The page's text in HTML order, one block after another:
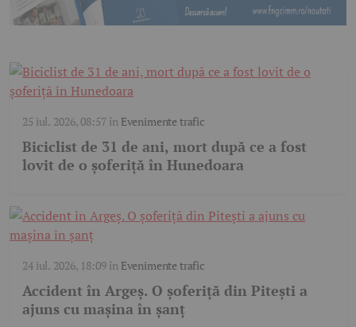
25 iul. 2026, 08:57în Evenimente trafic
Biciclist de 31 de ani, mort după ce a fost
lovit de o șoferiță în Hunedoara
24 iul. 2026, 18:09în Evenimente trafic
Accident în Argeș. O șoferiță din Pitești a
ajuns cu mașina în șanț